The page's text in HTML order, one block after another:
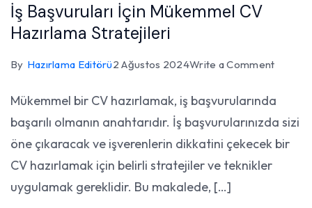
İş Başvuruları İçin Mükemmel CV
Hazırlama Stratejileri
By Hazırlama Editörü2 Ağustos 2024Write a Commenton
İçin
Mükemmel bir CV hazırlamak, iş başvurularında
başarılı olmanın anahtarıdır. İş başvurularınızda sizi
öne çıkaracak ve işverenlerin dikkatini çekecek bir
CV hazırlamak için belirli stratejiler ve teknikler
uygulamak gereklidir. Bu makalede, […]